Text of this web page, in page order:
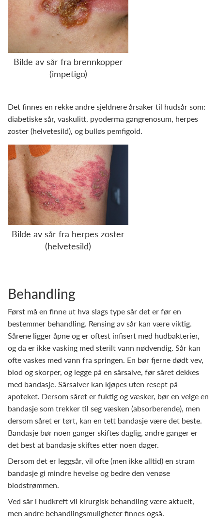
Bilde av sår fra brennkopper
(impetigo)
Det finnes en rekke andre sjeldnere årsaker til hudsår som:
diabetiske sår, vaskulitt, pyoderma gangrenosum, herpes
zoster (helvetesild), og bulløs pemfigoid.
Bilde av sår fra herpes zoster
(helvetesild)
Behandling
Først må en finne ut hva slags type sår det er før en
bestemmer behandling. Rensing av sår kan være viktig.
Sårene ligger åpne og er oftest infisert med hudbakterier,
og da er ikke vasking med sterilt vann nødvendig. Sår kan
ofte vaskes med vann fra springen. En bør fjerne dødt vev,
blod og skorper, og legge på en sårsalve, før såret dekkes
med bandasje. Sårsalver kan kjøpes uten resept på
apoteket. Dersom såret er fuktig og væsker, bør en velge en
bandasje som trekker til seg væsken (absorberende), men
dersom såret er tørt, kan en tett bandasje være det beste.
Bandasje bør noen ganger skiftes daglig, andre ganger er
det best at bandasje skiftes etter noen dager.
Dersom det er leggsår, vil ofte (men ikke alltid) en stram
bandasje gi mindre hevelse og bedre den venøse
blodstrømmen.
Ved sår i hudkreft vil kirurgisk behandling være aktuelt,
men andre behandlingsmuligheter finnes også.